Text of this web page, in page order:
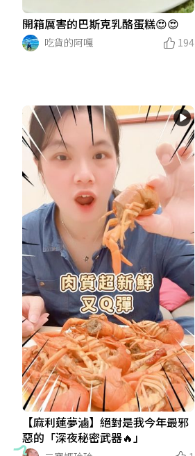
開箱厲害的巴斯克乳酪蛋糕😍😍
吃貨的阿嘎
194
【麻利蓮夢滷】絕對是我今年最邪
惡的「深夜秘密武器🔥」